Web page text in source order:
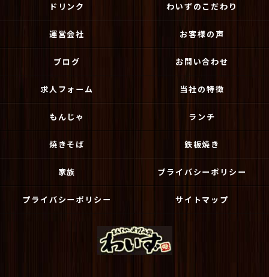
ドリンク わいずのこだわり
運営会社 お客様の声
ブログ お問い合わせ
求人フォーム 当社の特徴
もんじゃ ランチ
焼きそば 鉄板焼き
家族 プライバシーポリシー
プライバシーポリシー サイトマップ